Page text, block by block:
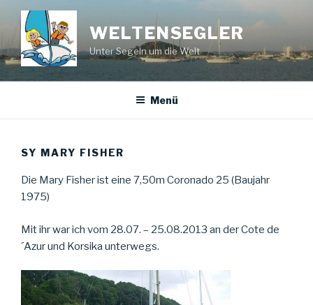
Inhalt
springen
WELTENSEGLER
Unter Segeln um die Welt
Menü
SY MARY FISHER
Die Mary Fisher ist eine 7,50m Coronado 25 (Baujahr
1975)
Mit ihr war ich vom 28.07. – 25.08.2013 an der Cote de
´Azur und Korsika unterwegs.